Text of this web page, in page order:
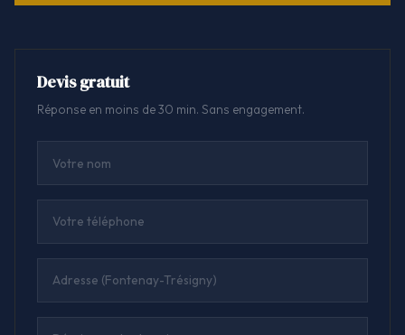
Devis gratuit
Réponse en moins de 30 min. Sans engagement.